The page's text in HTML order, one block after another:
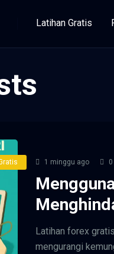
Latihan Gratis
1 minggu ago 0
Latihan forex
mengurangi